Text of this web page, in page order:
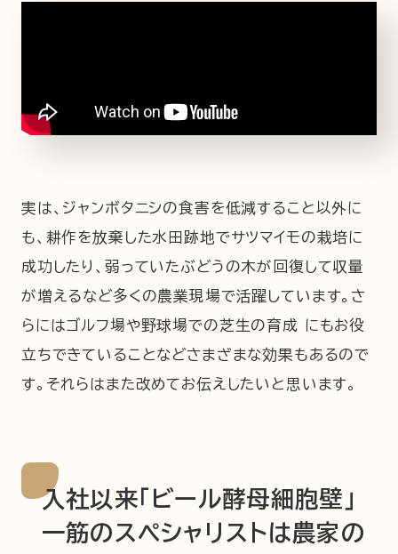
実は、ジャンボタニシの食害を低減すること以外に
も、耕作を放棄した水田跡地でサツマイモの栽培に
成功したり、弱っていたぶどうの木が回復して収量
が増えるなど多くの農業現場で活躍しています。さ
らにはゴルフ場や野球場での芝生の育成 にもお役
立ちできていることなどさまざまな効果もあるので
す。それらはまた改めてお伝えしたいと思います。
入社以来「ビール酵母細胞壁」
一筋のスペシャリストは農家の